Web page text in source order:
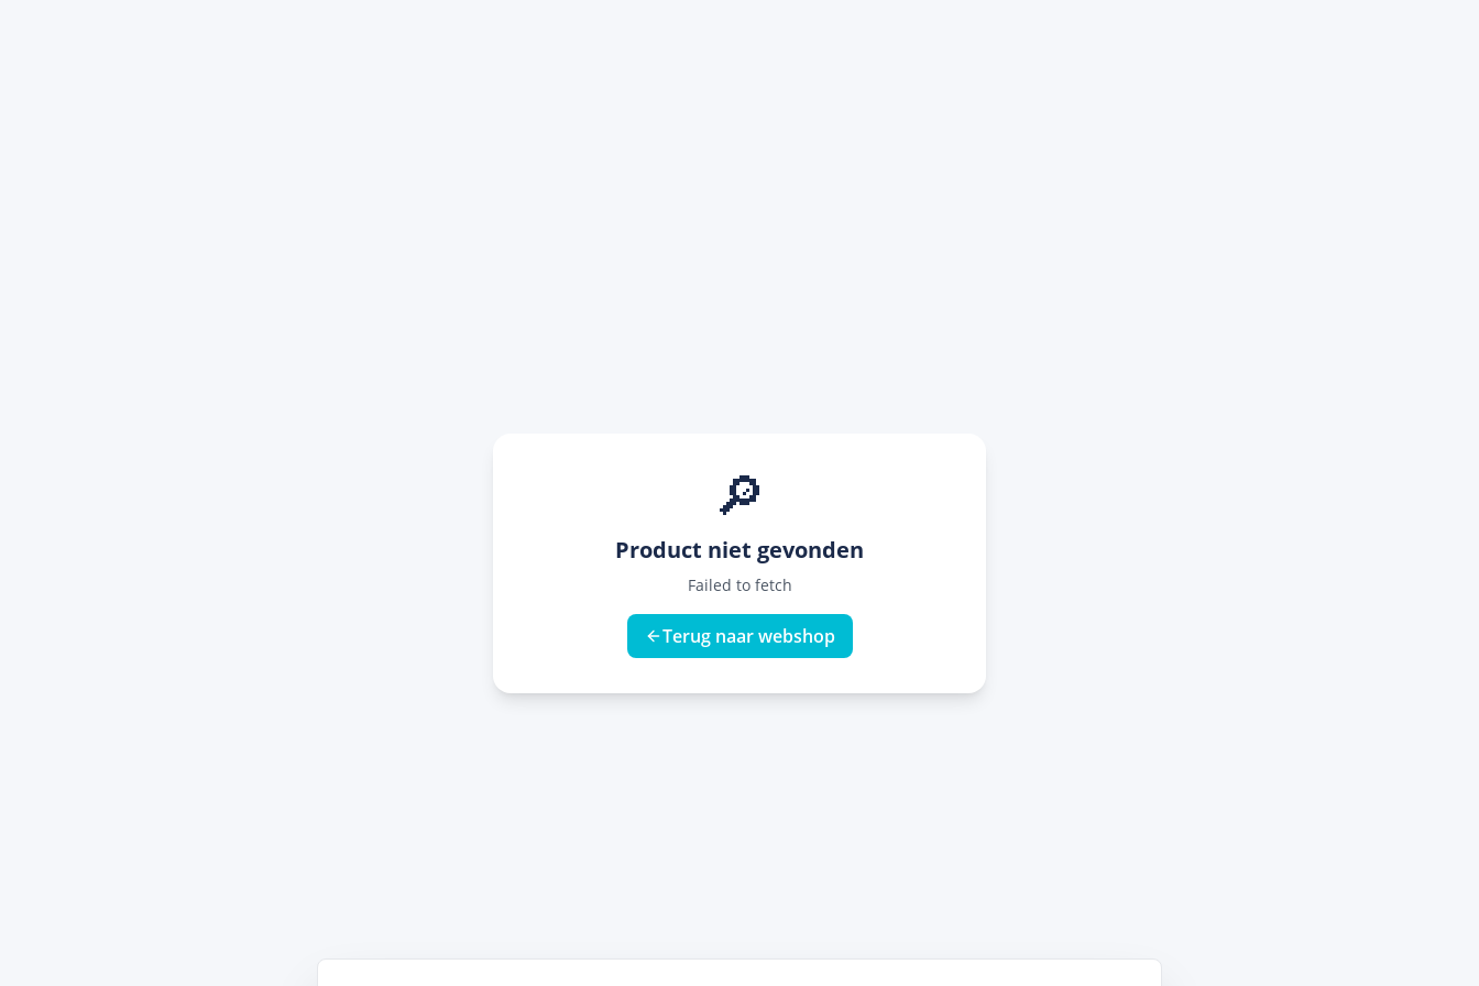
🔎
Product niet gevonden
Failed to fetch
Terug naar webshop